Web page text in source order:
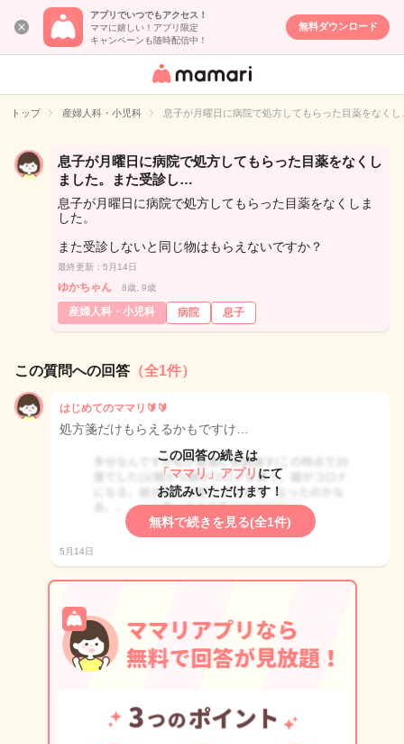
アプリでいつでもアクセス！
ママに嬉しい！アプリ限定
キャンペーンも随時配信中！
無料ダウンロード
女性専用匿名QA
イト
トップ 産婦人科・小児科 息子が月曜日に病院で処方してもらった目薬をなく
息子が月曜日に病院で処方してもらった目薬をなくし
ました。また受診し…
息子が月曜日に病院で処方してもらった目薬をなくしま
した。
また受診しないと同じ物はもらえないですか？
最終更新：5月14日
ゆかちゃん 8歳, 9歳
産婦人科・小児科 病院 息子
この質問への回答 （全1件）
はじめてのママリ🔰🔰
処方箋だけもらえるかもですけ…
この回答の続きは
「ママリ」アプリ にて
お読みいただけます！
無料で続きを見る(全1件)
5月14日